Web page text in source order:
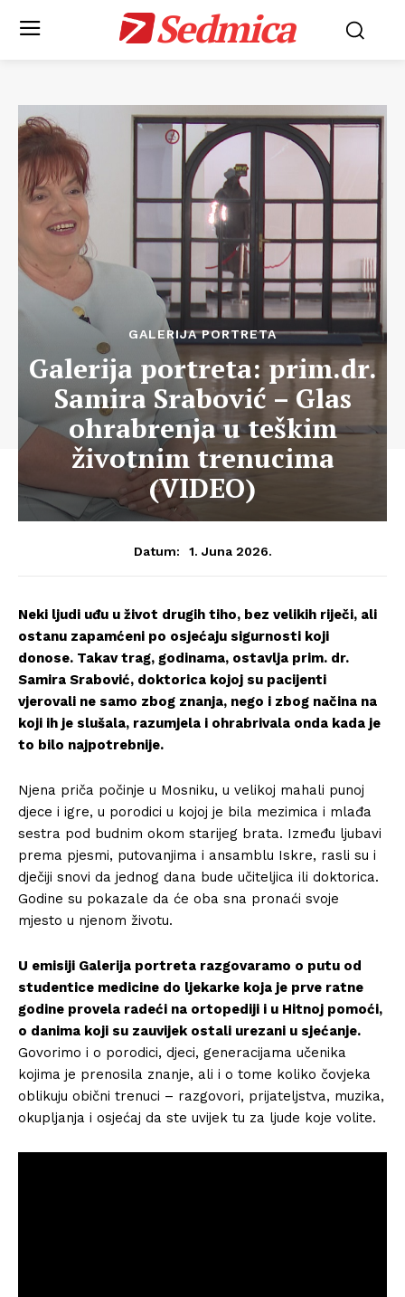
Sedmica
GALERIJA PORTRETA
Galerija portreta: prim.dr.
Samira Srabović – Glas
ohrabrenja u teškim
životnim trenucima
(VIDEO)
Datum: 1. Juna 2026.
Neki ljudi uđu u život drugih tiho, bez velikih riječi, ali
ostanu zapamćeni po osjećaju sigurnosti koji
donose. Takav trag, godinama, ostavlja prim. dr.
Samira Srabović, doktorica kojoj su pacijenti
vjerovali ne samo zbog znanja, nego i zbog načina na
koji ih je slušala, razumjela i ohrabrivala onda kada je
to bilo najpotrebnije.
Njena priča počinje u Mosniku, u velikoj mahali punoj
djece i igre, u porodici u kojoj je bila mezimica i mlađa
sestra pod budnim okom starijeg brata. Između ljubavi
prema pjesmi, putovanjima i ansamblu Iskre, rasli su i
dječiji snovi da jednog dana bude učiteljica ili doktorica.
Godine su pokazale da će oba sna pronaći svoje
mjesto u njenom životu.
U emisiji Galerija portreta razgovaramo o putu od
studentice medicine do ljekarke koja je prve ratne
godine provela radeći na ortopediji i u Hitnoj pomoći,
o danima koji su zauvijek ostali urezani u sjećanje.
Govorimo i o porodici, djeci, generacijama učenika
kojima je prenosila znanje, ali i o tome koliko čovjeka
oblikuju obični trenuci – razgovori, prijateljstva, muzika,
okupljanja i osjećaj da ste uvijek tu za ljude koje volite.